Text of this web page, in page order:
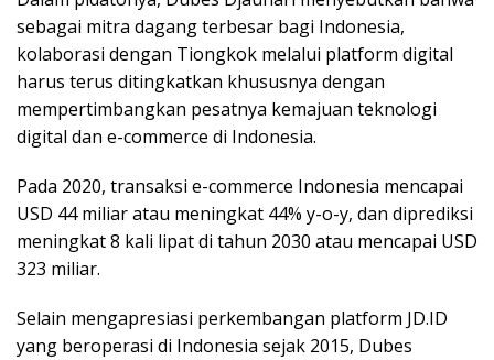
sebagai mitra dagang terbesar bagi Indonesia,
kolaborasi dengan Tiongkok melalui platform digital
harus terus ditingkatkan khususnya dengan
mempertimbangkan pesatnya kemajuan teknologi
digital dan e-commerce di Indonesia.
Pada 2020, transaksi e-commerce Indonesia mencapai
USD 44 miliar atau meningkat 44% y-o-y, dan diprediksi
meningkat 8 kali lipat di tahun 2030 atau mencapai USD
323 miliar.
Selain mengapresiasi perkembangan platform JD.ID
yang beroperasi di Indonesia sejak 2015, Dubes